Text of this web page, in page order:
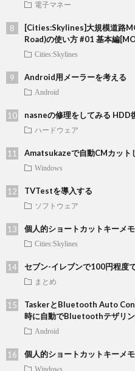
電子マネー
[Cities:Skylines]大規模道路
Road)の使い方 #01 基本編
Cities:Skylines
Android用メーラーを考える
Android
nasneの修理をしてみる HDD
ハードウェア
Amatsukazeで自動CMカット
Windows
TVTestを導入する
ソフトウェア
個人的ショートカットキーメ
Cities:Skylines
セブン-イレブンで100円程度
まとめ
TaskerとBluetooth Auto
時に自動でBluetoothテザリ
Android
個人的ショートカットキーメ
Windows